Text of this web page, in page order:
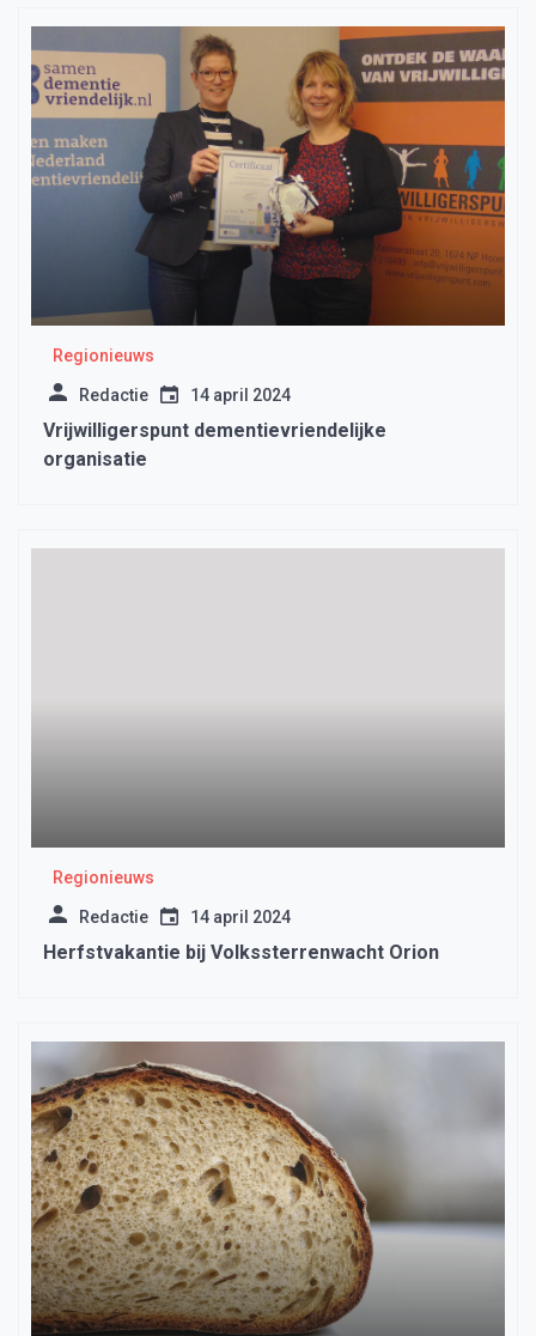
Regionieuws
Redactie 14 april 2024
Vrijwilligerspunt dementievriendelijke
organisatie
Regionieuws
Redactie 14 april 2024
Herfstvakantie bij Volkssterrenwacht Orion